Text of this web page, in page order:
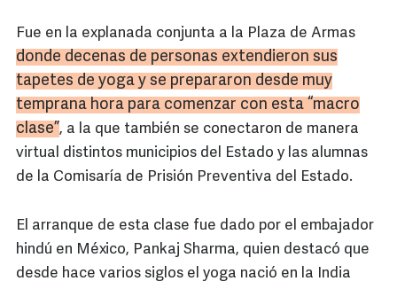
Fue en la explanada conjunta a la Plaza de Armas
donde decenas de personas extendieron sus
tapetes de yoga y se prepararon desde muy
temprana hora para comenzar con esta “macro
clase”, a la que también se conectaron de manera
virtual distintos municipios del Estado y las alumnas
de la Comisaría de Prisión Preventiva del Estado.
El arranque de esta clase fue dado por el embajador
hindú en México, Pankaj Sharma, quien destacó que
desde hace varios siglos el yoga nació en la India